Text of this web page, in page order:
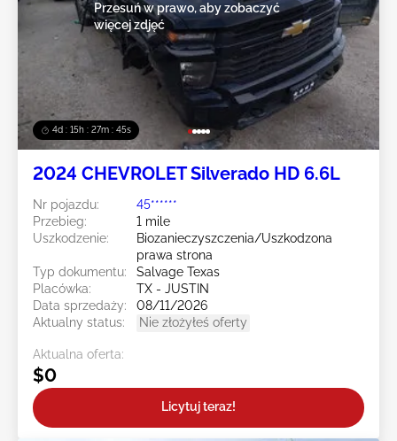
4d : 15h : 27m : 43s
Przesuń w prawo, aby zobaczyć
więcej zdjęć
2024 CHEVROLET Silverado HD 6.6L
Nr pojazdu:
45******
Przebieg:
1 mile
Uszkodzenie:
Biozanieczyszczenia/Uszkodzona
prawa strona
Typ dokumentu:
Salvage Texas
Placówka:
TX - JUSTIN
Data sprzedaży:
08/11/2026
Aktualny status:
Nie złożyłeś oferty
Aktualna oferta:
$0
Licytuj teraz!